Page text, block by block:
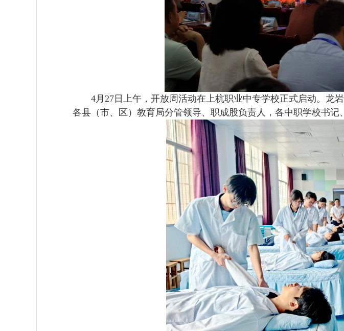
4月27日上午，开放周活动在上杭职业中专学校正式启动。龙岩
各县（市、区）教育局分管领导、职成股负责人，各中职学校书记